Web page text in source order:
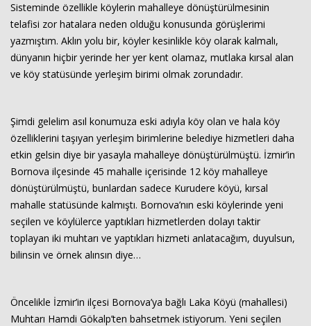
Sisteminde özellikle köylerin mahalleye dönüştürülmesinin
telafisi zor hatalara neden olduğu konusunda görüşlerimi
yazmıştım. Aklın yolu bir, köyler kesinlikle köy olarak kalmalı,
dünyanın hiçbir yerinde her yer kent olamaz, mutlaka kırsal alan
ve köy statüsünde yerleşim birimi olmak zorundadır.
Şimdi gelelim asıl konumuza eski adıyla köy olan ve hala köy
özelliklerini taşıyan yerleşim birimlerine belediye hizmetleri daha
etkin gelsin diye bir yasayla mahalleye dönüştürülmüştü. İzmir’in
Bornova ilçesinde 45 mahalle içerisinde 12 köy mahalleye
dönüştürülmüştü, bunlardan sadece Kurudere köyü, kırsal
mahalle statüsünde kalmıştı. Bornova’nın eski köylerinde yeni
seçilen ve köylülerce yaptıkları hizmetlerden dolayı taktir
toplayan iki muhtarı ve yaptıkları hizmeti anlatacağım, duyulsun,
bilinsin ve örnek alınsın diye…
Öncelikle İzmir’in ilçesi Bornova’ya bağlı Laka Köyü (mahallesi)
Muhtarı Hamdi Gökalp’ten bahsetmek istiyorum. Yeni seçilen
İLETİŞİM
Haberin Doğru Adresi.